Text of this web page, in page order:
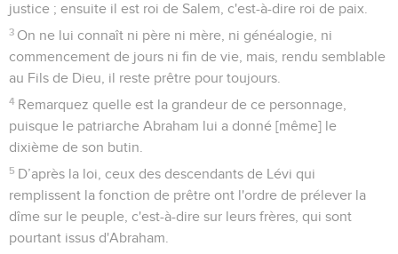
justice ; ensuite il est roi de Salem, c'est-à-dire roi de paix.
3 On ne lui connaît ni père ni mère, ni généalogie, ni
commencement de jours ni fin de vie, mais, rendu semblable
au Fils de Dieu, il reste prêtre pour toujours.
4 Remarquez quelle est la grandeur de ce personnage,
puisque le patriarche Abraham lui a donné [même] le
dixième de son butin.
5 D’après la loi, ceux des descendants de Lévi qui
remplissent la fonction de prêtre ont l'ordre de prélever la
dîme sur le peuple, c'est-à-dire sur leurs frères, qui sont
pourtant issus d'Abraham.